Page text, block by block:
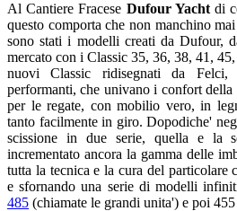
Al Cantiere Fracese Dufour Yachtdi
questo comporta che non manchino
sono stati i modelli creati da Dufour,
mercato con i Classic 35, 36, 38, 41,
nuovi Classic ridisegnati da Felci,
performanti, che univano i confort della
per le regate, con mobilio vero, in
tanto facilmente in giro. Dopodiche'
scissione in due serie, quella e la
incrementato ancora la gamma delle
tutta la tecnica e la cura del particolare
e sfornando una serie di modelli
485 (chiamate le grandi unita') e poi 455